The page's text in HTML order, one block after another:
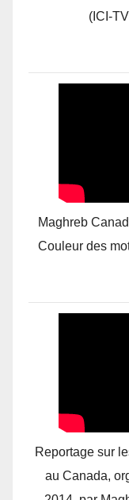
(ICI-
Maghreb
Couleur des
Reportage sur
au Canada,